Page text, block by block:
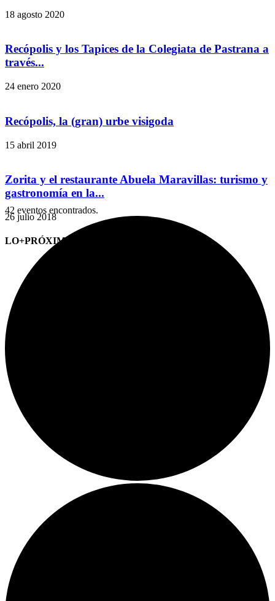
18 agosto 2020
Recópolis y los Tapices de la Colegiata de Pastrana a
través...
24 enero 2020
Recópolis, la (gran) urbe visigoda
15 abril 2019
Zorita y el restaurante Abuela Maravillas: turismo y
gastronomía en la...
26 julio 2018
LO+PRÓXIMO (CITAS)
42 eventos encontrados.